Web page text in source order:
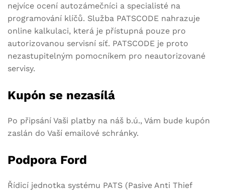
nejvíce ocení autozámečníci a specialisté na
programování klíčů. Služba PATSCODE nahrazuje
online kalkulaci, která je přístupná pouze pro
autorizovanou servisní síť. PATSCODE je proto
nezastupitelným pomocníkem pro neautorizované
servisy.
Kupón se nezasílá
Po připsání Vaši platby na náš b.ú., Vám bude kupón
zaslán do Vaší emailové schránky.
Podpora Ford
Řídicí jednotka systému PATS (Pasive Anti Thief